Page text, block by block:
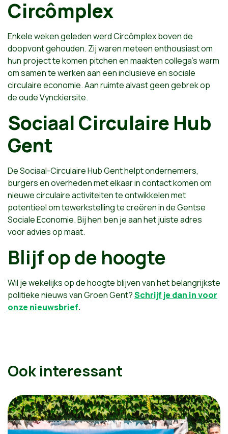
Circômplex
Enkele weken geleden werd Circômplex boven de
doopvont gehouden. Zij waren meteen enthousiast om
hun project te komen pitchen en maakten collega’s warm
om samen te werken aan een inclusieve en sociale
circulaire economie. Aan ruimte alvast geen gebrek op
de oude Vynckiersite.
Sociaal Circulaire Hub
Gent
De Sociaal-Circulaire Hub Gent helpt ondernemers,
burgers en overheden met elkaar in contact komen om
nieuwe circulaire activiteiten te ontwikkelen met
potentieel om tewerkstelling te creëren in de Gentse
Sociale Economie. Bij hen ben je aan het juiste adres
voor advies op maat.
Blijf op de hoogte
Wil je wekelijks op de hoogte blijven van het belangrijkste
politieke nieuws van Groen Gent?Schrijf je dan in voor
onze nieuwsbrief.
Ook interessant